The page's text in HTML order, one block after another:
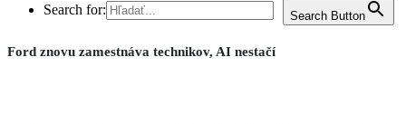
Search for:
Search Button
Ford znovu zamestnáva technikov, AI nestačí